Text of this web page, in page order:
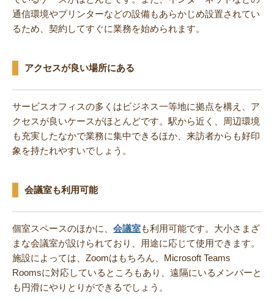
通信環境やプリンターなどの設備もあらかじめ設置されてい
るため、契約してすぐに業務を始められます。
アクセスが良い場所にある
サービスオフィスの多くはビジネス一等地に拠点を構え、ア
クセスが良いケースがほとんどです。駅から近く、周辺環境
も充実したなかで業務に集中できるほか、来訪者からも好印
象を持たれやすいでしょう。
会議室も利用可能
個室スペースのほかに、 会議室も利用可能です。大小さまざ
まな会議室が設けられており、用途に応じて使用できます。
施設によっては、Zoomはもちろん、Microsoft Teams
Roomsに対応しているところもあり、遠隔にいるメンバーと
も円滑にやりとりができるでしょう。